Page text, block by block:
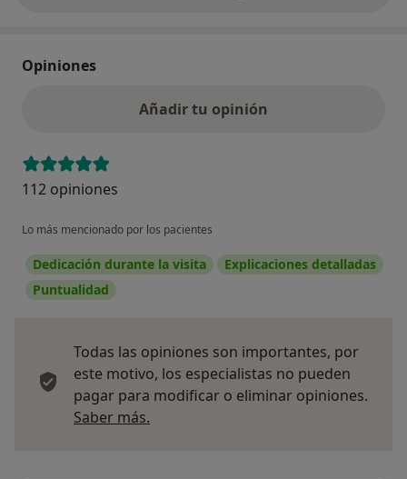
Opiniones
Añadir tu opinión
112 opiniones
Lo más mencionado por los pacientes
Dedicación durante la visita
Explicaciones detalladas
Puntualidad
Todas las opiniones son importantes, por
este motivo, los especialistas no pueden
pagar para modificar o eliminar opiniones.
Saber más.